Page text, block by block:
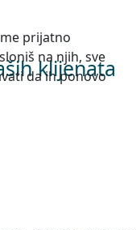
klijenata
prijatno
na njih, sve
da ih ponovo